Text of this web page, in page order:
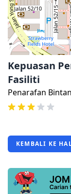
Kepuasan
Fasiliti
Penarafan
KEMBALI KE